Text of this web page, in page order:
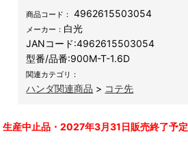
商品コード： 4962615503054
メーカー： 白光
JANコード:4962615503054
型番/品番:900M-T-1.6D
関連カテゴリ：
ハンダ関連商品 > コテ先
生産中止品・2027年3月31日販売終了予定